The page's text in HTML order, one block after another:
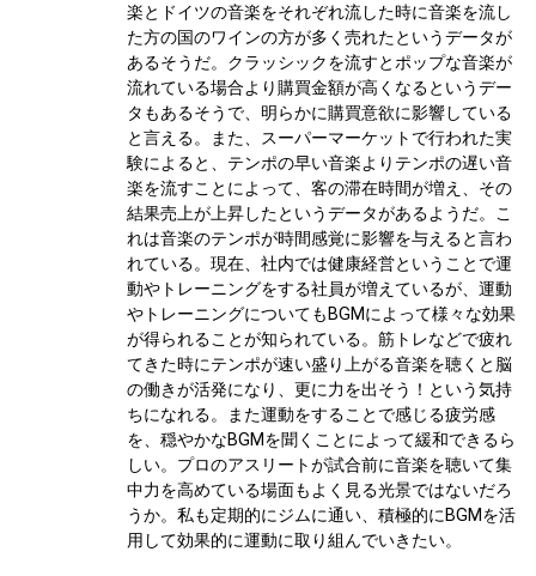
楽とドイツの音楽をそれぞれ流した時に音楽を流し
た方の国のワインの方が多く売れたというデータが
あるそうだ。クラッシックを流すとポップな音楽が
流れている場合より購買金額が高くなるというデー
タもあるそうで、明らかに購買意欲に影響している
と言える。また、スーパーマーケットで行われた実
験によると、テンポの早い音楽よりテンポの遅い音
楽を流すことによって、客の滞在時間が増え、その
結果売上が上昇したというデータがあるようだ。こ
れは音楽のテンポが時間感覚に影響を与えると言わ
れている。現在、社内では健康経営ということで運
動やトレーニングをする社員が増えているが、運動
やトレーニングについてもBGMによって様々な効果
が得られることが知られている。筋トレなどで疲れ
てきた時にテンポが速い盛り上がる音楽を聴くと脳
の働きが活発になり、更に力を出そう！という気持
ちになれる。また運動をすることで感じる疲労感
を、穏やかなBGMを聞くことによって緩和できるら
しい。プロのアスリートが試合前に音楽を聴いて集
中力を高めている場面もよく見る光景ではないだろ
うか。私も定期的にジムに通い、積極的にBGMを活
用して効果的に運動に取り組んでいきたい。